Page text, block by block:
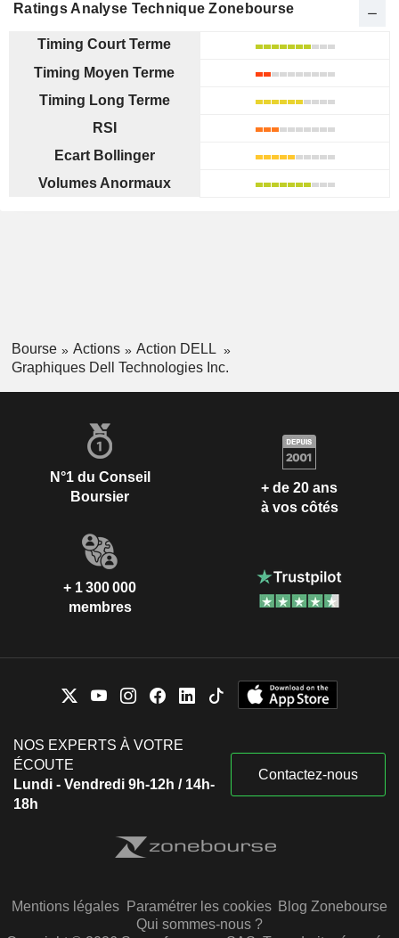
Ratings Analyse Technique Zonebourse
Timing Court Terme
Timing Moyen Terme
Timing Long Terme
RSI
Ecart Bollinger
Volumes Anormaux
Bourse Actions
Action DELL
Graphiques Dell Technologies Inc.
N°1 du Conseil
Boursier
+ de 20 ans
à vos côtés
+ 1 300 000
membres
NOS EXPERTS À VOTRE
ÉCOUTE
Lundi - Vendredi 9h-12h / 14h-
18h
Contactez-nous
Mentions légales Paramétrer les cookies Blog Zonebourse
Qui sommes-nous ?